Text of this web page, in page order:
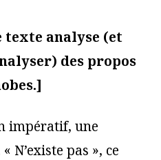
texte analyse (et
des propos
impératif, une
N’existe pas », ce